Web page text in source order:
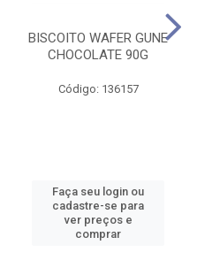
BISCOITO WAFER GUNE
CHOCOLATE 90G
Código: 136157
Faça seu login ou
cadastre-se para
ver preços e
comprar